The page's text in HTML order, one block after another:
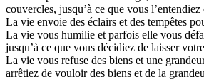
couvercles, jusqu’à ce que vous l’entendiez
La vie envoie des éclairs et des tempêtes
La vie vous humilie et parfois elle vous
jusqu’à ce que vous décidiez de laisser
La vie vous refuse des biens et une
arrêtiez de vouloir des biens et de la